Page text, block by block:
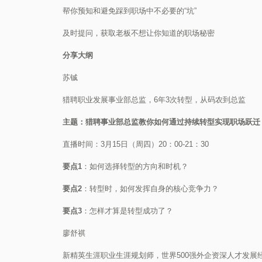
帮你预知和避免踩到职场中不必要的“坑”
及时提问，获取老板不想让你知道的职场秘密
分享大纲
苏铖
猎聘职业发展事业部总监，6年3次转型，从码农到总监
主题：猎聘事业部总监教你如何通过持续转型实现职场跃迁
直播时间：3月15日（周四）20：00-21：30
要点1：如何选择转型的方向和时机？
要点2：转型时，如何发挥自身的核心竞争力？
要点3：怎样才算是转型成功了？
廖舒祺
新精英生涯职业生涯规划师，世界500强外企资深人才发展